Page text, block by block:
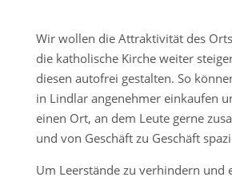
Wir wollen die Attraktivität des
die katholische Kirche weiter
diesen autofrei gestalten. So
in Lindlar angenehmer einkaufen
einen Ort, an dem Leute gerne
und von Geschäft zu Geschäft
Um Leerstände zu verhindern und